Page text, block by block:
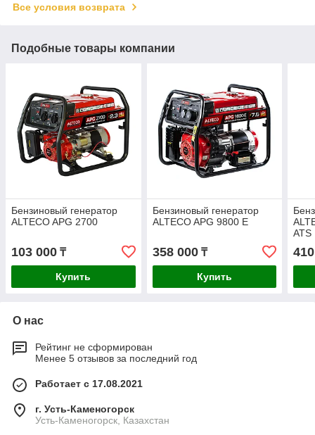
Все условия возврата
Подобные товары компании
Бензиновый генератор
ALTECO APG 2700
103 000 ₸
Купить
Бензиновый генератор
ALTECO APG 9800 E
358 000₸
Купить
ATS
О нас
Рейтинг не сформирован
Менее 5 отзывов за последний год
Работает с 17.08.2021
г. Усть-Каменогорск
Усть-Каменогорск, Казахстан